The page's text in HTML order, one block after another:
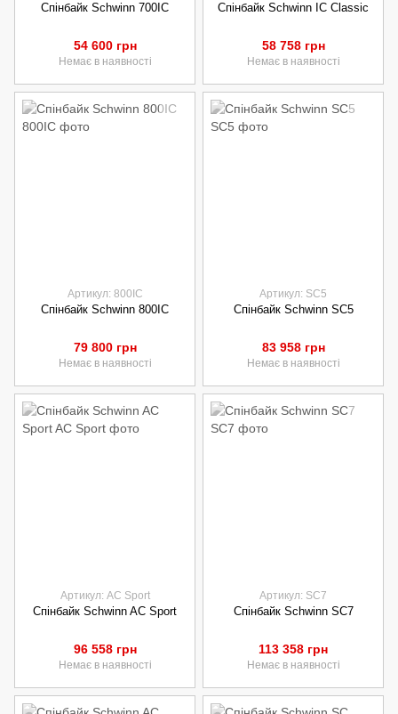
Спінбайк Schwinn 700IC
54 600 грн
Немає в наявності
Спінбайк Schwinn IC Classic
58 758 грн
Немає в наявності
Артикул: 800IC
Спінбайк Schwinn 800IC
79 800 грн
Немає в наявності
Артикул: SC5
Спінбайк Schwinn SC5
83 958 грн
Немає в наявності
Артикул: AC Sport
Спінбайк Schwinn AC Sport
96 558 грн
Немає в наявності
Артикул: SC7
Спінбайк Schwinn SC7
113 358 грн
Немає в наявності